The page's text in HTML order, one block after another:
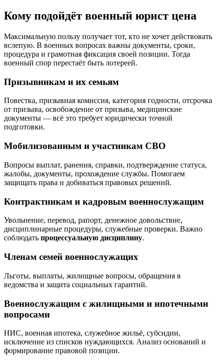
Кому подойдёт военный юрист цена
Максимальную пользу получает тот, кто не хочет действовать
вслепую. В военных вопросах важны документы, сроки,
процедура и грамотная фиксация своей позиции. Тогда
военный спор перестаёт быть лотереей.
Призывникам и их семьям
Повестка, призывная комиссия, категория годности, отсрочка
от призыва, освобождение от призыва, медицинские
документы — всё это требует юридически точной
подготовки.
Мобилизованным и участникам СВО
Вопросы выплат, ранения, справки, подтверждение статуса,
жалобы, документы, прохождение службы. Помогаем
защищать права и добиваться правовых решений.
Контрактникам и кадровым военнослужащим
Увольнение, перевод, рапорт, денежное довольствие,
дисциплинарные процедуры, служебные проверки. Важно
соблюдать процессуальную дисциплину.
Членам семей военнослужащих
Льготы, выплаты, жилищные вопросы, обращения в
ведомства и защита социальных гарантий.
Военнослужащим с жилищными и ипотечными
вопросами
НИС, военная ипотека, служебное жильё, субсидии,
исключение из списков нуждающихся. Анализ оснований и
формирование правовой позиции.